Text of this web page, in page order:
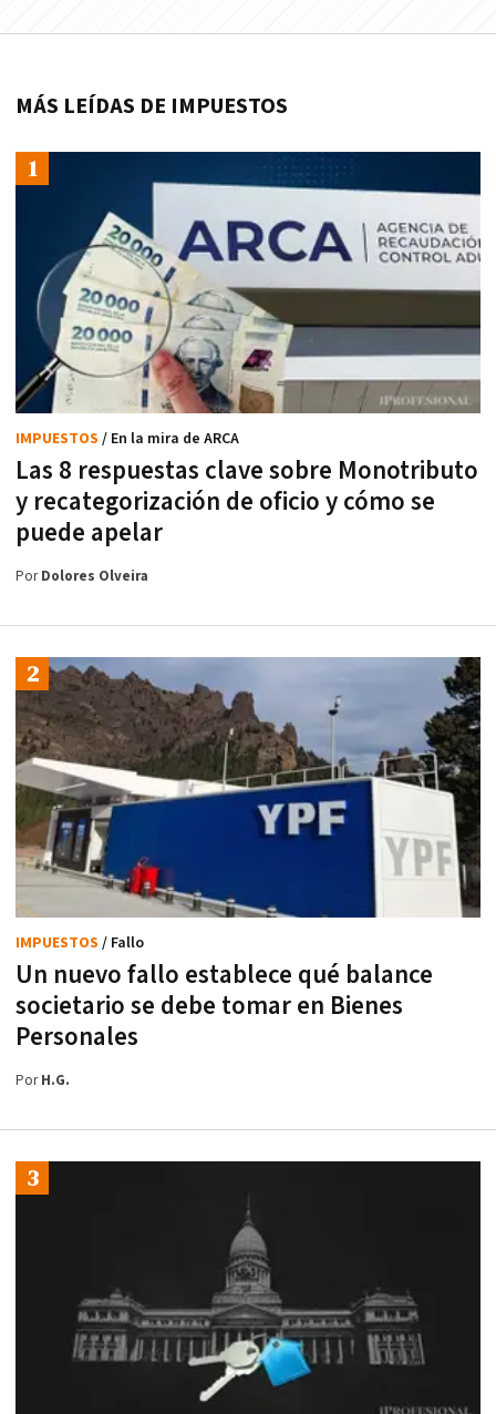
MÁS LEÍDAS DE IMPUESTOS
Las 8 respuestas clave sobre Monotributo
y recategorización de oficio y cómo se
puede apelar
IMPUESTOS / En la mira de ARCA
PorDolores Olveira
Un nuevo fallo establece qué balance
societario se debe tomar en Bienes
Personales
IMPUESTOS / Fallo
PorH.G.